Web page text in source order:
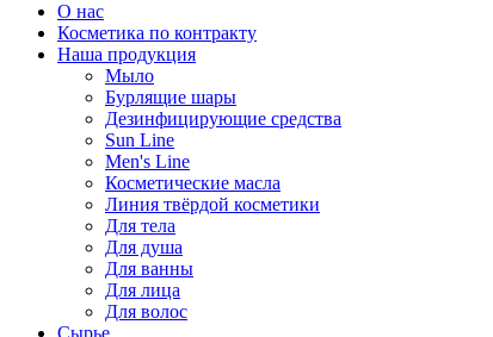
О нас
Косметика по контракту
Наша продукция
Мыло
Бурлящие шары
Дезинфицирующие средства
Sun Line
Men's Line
Косметические масла
Линия твёрдой косметики
Для тела
Для душа
Для ванны
Для лица
Для волос